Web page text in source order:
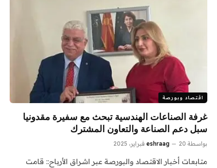
اقتصاد وبورصة
غرفة الصناعات الهندسية تبحث مع سفيرة مقدونيا
سبل دعم الصناعة والتعاون المشترك
بواسطة eshraag 20 فبراير، 2025
متابعات أخبار الاقتصاد والبورصة عبر اشراق الأرباح:: قامت